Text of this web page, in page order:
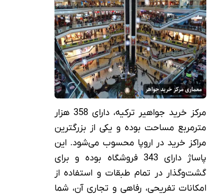
مرکز خرید جواهیر ترکیه، دارای 358 هزار
مترمربع مساحت بوده و یکی از بزرگترین
مراکز خرید در اروپا محسوب می‌شود. این
پاساژ دارای 343 فروشگاه بوده و برای
گشت‌وگذار در تمام طبقات و استفاده از
امکانات تفریحی، رفاهی و تجاری آن، شما